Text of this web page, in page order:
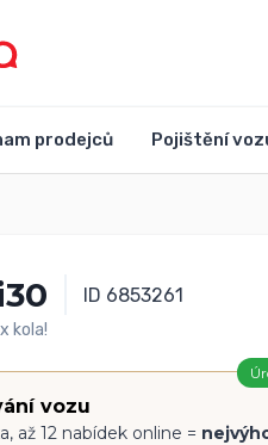
prodejců Pojištění
ID 6853261
kola!
vozu
až 12 nabídek online =